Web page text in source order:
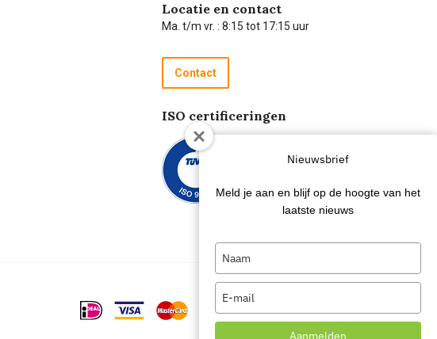
Locatie en contact
Ma. t/m vr. : 8:15 tot 17:15 uur
Contact
ISO certificeringen
Nieuwsbrief
Meld je aan en blijf op de hoogte van het
laatste nieuws
name
email
Aanmelden